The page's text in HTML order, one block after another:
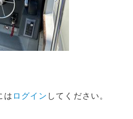
は ログイン してください。